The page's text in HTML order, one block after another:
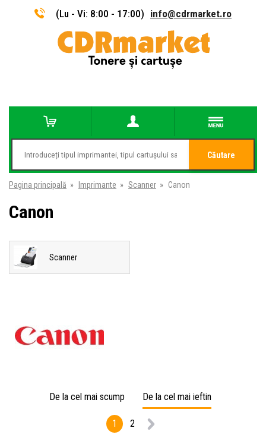
(Lu - Vi: 8:00 - 17:00) info@cdrmarket.ro
Căutare
Pagina principală » Imprimante » Scanner » Canon
Canon
Scanner
De la cel mai scump De la cel mai ieftin
1 2